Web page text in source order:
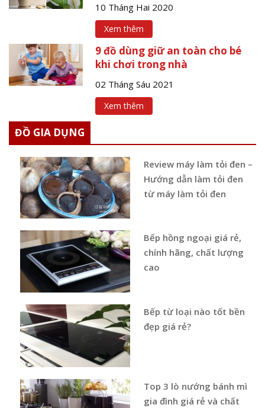
10 Tháng Hai 2020
Xem thêm
9 đồ dùng giữ an toàn cho bé
khi chơi trong nhà
02 Tháng Sáu 2021
Xem thêm
ĐỒ GIA DỤNG
Review máy làm tỏi đen –
Hướng dẫn làm tỏi đen
từ máy làm tỏi đen
Bếp hồng ngoại giá rẻ,
chính hãng, chất lượng
cao
Bếp từ loại nào tốt bền
đẹp giá rẻ?
Top 3 lò nướng bánh mì
gia đình giá rẻ và chất